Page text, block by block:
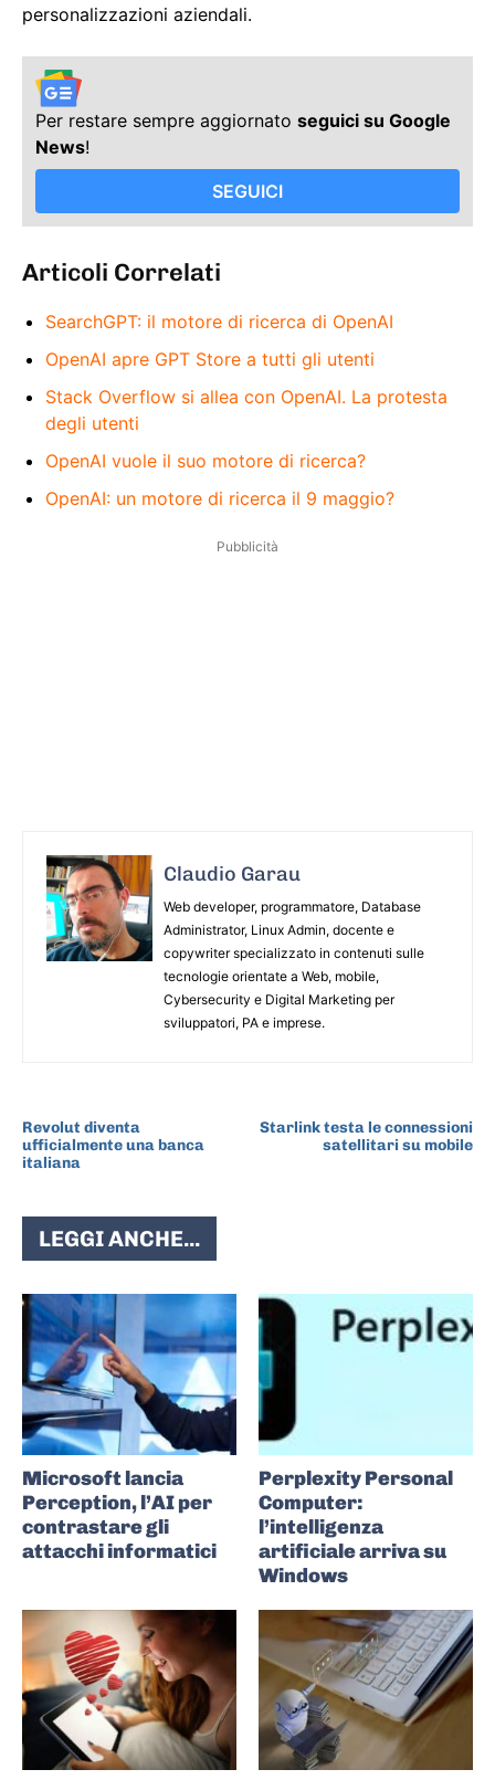
personalizzazioni aziendali.
Per restare sempre aggiornato seguici su Google
News!
SEGUICI
Articoli Correlati
SearchGPT: il motore di ricerca di OpenAI
OpenAI apre GPT Store a tutti gli utenti
Stack Overflow si allea con OpenAI. La protesta
degli utenti
OpenAI vuole il suo motore di ricerca?
OpenAI: un motore di ricerca il 9 maggio?
Pubblicità
Claudio Garau
Web developer, programmatore, Database
Administrator, Linux Admin, docente e
copywriter specializzato in contenuti sulle
tecnologie orientate a Web, mobile,
Cybersecurity e Digital Marketing per
sviluppatori, PA e imprese.
Revolut diventa
ufficialmente una banca
italiana
Starlink testa le connessioni
satellitari su mobile
LEGGI ANCHE...
Microsoft lancia
Perception, l’AI per
contrastare gli
attacchi informatici
Perplexity Personal
Computer:
l’intelligenza
artificiale arriva su
Windows